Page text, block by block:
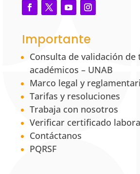
Importante
Consulta de validación de
académicos – UNAB
Marco legal y
Tarifas y resoluciones
Trabaja con nosotros
Verificar certificado
Contáctanos
PQRSF